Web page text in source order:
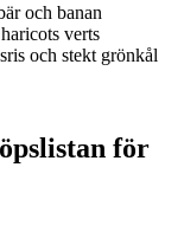
och banan
verts
och stekt grönkål
för